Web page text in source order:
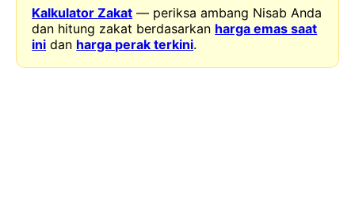
Kalkulator Zakat — periksa ambang Nisab Anda
dan hitung zakat berdasarkan harga emas saat
ini dan harga perak terkini.